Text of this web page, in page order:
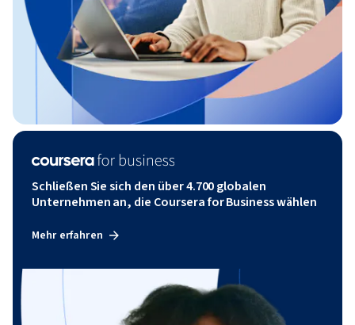
Schließen Sie sich den über 4.700 globalen
Unternehmen an, die Coursera for Business wählen
Mehr erfahren